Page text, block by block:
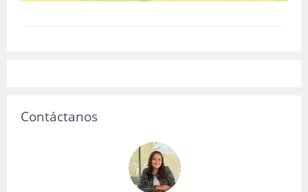
Contáctanos